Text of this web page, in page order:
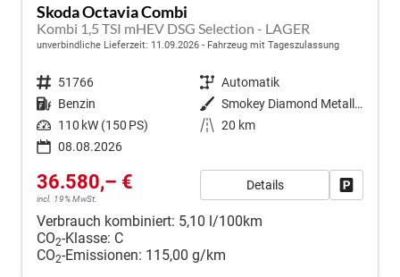
Skoda Octavia Combi
Kombi 1,5 TSI mHEV DSG Selection - LAGER
unverbindliche Lieferzeit: 11.09.2026 Fahrzeug mit Tageszulassung
Fahrzeugnr. 51766 Getriebe Automatik
Kraftstoff Benzin Außenfarbe
Smokey Diamond Metallic ()
Leistung 110 kW (150 PS) Kilometerstand 20 km
08.08.2026
36.580,– €
incl. 19% MwSt.
Details
Verbrauch kombiniert: 5,10 l/100km
CO2-Klasse: C
CO2-Emissionen: 115,00 g/km